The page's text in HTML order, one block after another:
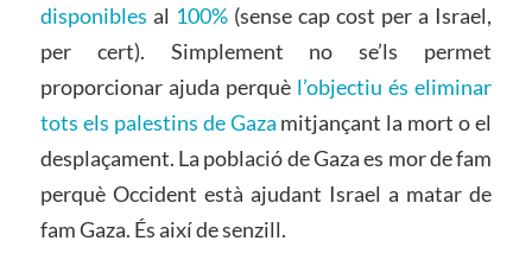
disponibles al 100%(sense cap cost per a Israel,
per cert). Simplement no se’ls permet
proporcionar ajuda perquè l’objectiu és eliminar
tots els palestins de Gaza mitjançant la mort o el
desplaçament. La població de Gaza es mor de fam
perquè Occident està ajudant Israel a matar de
fam Gaza. És així de senzill.